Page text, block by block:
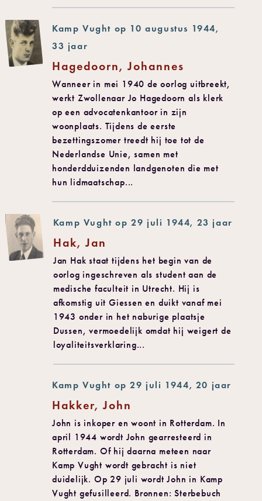
Kamp Vught op 10 augustus 1944,
33 jaar
Hagedoorn, Johannes
Wanneer in mei 1940 de oorlog uitbreekt,
werkt Zwollenaar Jo Hagedoorn als klerk
op een advocatenkantoor in zijn
woonplaats. Tijdens de eerste
bezettingszomer treedt hij toe tot de
Nederlandse Unie, samen met
honderdduizenden landgenoten die met
hun lidmaatschap...
Kamp Vught op 29 juli 1944, 23 jaar
Hak, Jan
Jan Hak staat tijdens het begin van de
oorlog ingeschreven als student aan de
medische faculteit in Utrecht. Hij is
afkomstig uit Giessen en duikt vanaf mei
1943 onder in het naburige plaatsje
Dussen, vermoedelijk omdat hij weigert de
loyaliteitsverklaring...
Kamp Vught op 29 juli 1944, 20 jaar
Hakker, John
John is inkoper en woont in Rotterdam. In
april 1944 wordt John gearresteerd in
Rotterdam. Of hij daarna meteen naar
Kamp Vught wordt gebracht is niet
duidelijk. Op 29 juli wordt John in Kamp
Vught gefusilleerd. Bronnen: Sterbebuch